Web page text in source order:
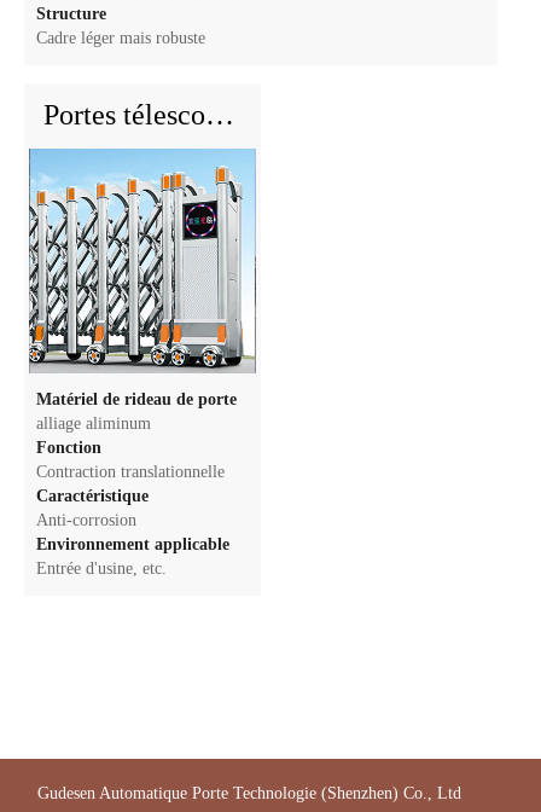
Structure
Cadre léger mais robuste
Portes télescopiques en alliage d'aluminium
Matériel de rideau de porte
alliage aliminum
Fonction
Contraction translationnelle
Caractéristique
Anti-corrosion
Environnement applicable
Entrée d'usine, etc.
Gudesen Automatique Porte Technologie (Shenzhen) Co., Ltd